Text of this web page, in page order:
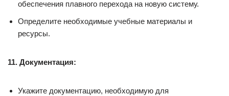
обеспечения плавного перехода на новую систему.
Определите необходимые учебные материалы и
ресурсы.
11. Документация:
Укажите документацию, необходимую для